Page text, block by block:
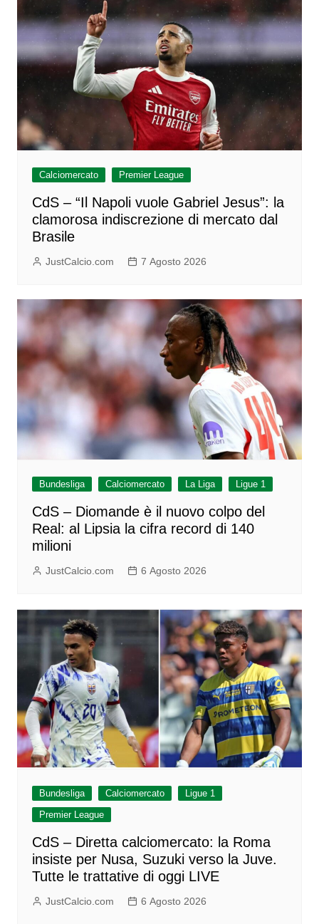
Calciomercato Premier League
CdS – “Il Napoli vuole Gabriel Jesus”: la
clamorosa indiscrezione di mercato dal
Brasile
JustCalcio.com 7 Agosto 2026
Bundesliga Calciomercato La Liga Ligue 1
CdS – Diomande è il nuovo colpo del
Real: al Lipsia la cifra record di 140
milioni
JustCalcio.com 6 Agosto 2026
Bundesliga Calciomercato
Ligue 1
Premier League
CdS – Diretta calciomercato: la Roma
insiste per Nusa, Suzuki verso la Juve.
Tutte le trattative di oggi LIVE
JustCalcio.com 6 Agosto 2026